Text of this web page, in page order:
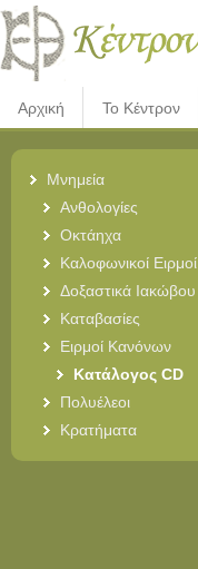
Αρχική Το Κέντρον
Μνημεία
Ανθολογίες
Οκτάηχα
Καλοφωνικοί Ειρμοί
Δοξαστικά Ιακώβου
Καταβασίες
Ειρμοί Κανόνων
Κατάλογος CD
Πολυέλεοι
Κρατήματα